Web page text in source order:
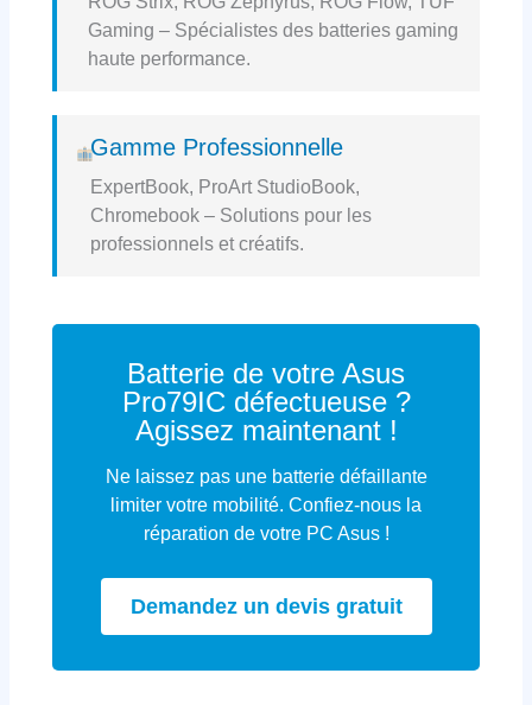
Gaming – Spécialistes des batteries gaming
haute performance.
Gamme Professionnelle
ExpertBook, ProArt StudioBook,
Chromebook – Solutions pour les
professionnels et créatifs.
Batterie de votre Asus
Pro79IC défectueuse ?
Agissez maintenant !
Ne laissez pas une batterie défaillante
limiter votre mobilité. Confiez-nous la
réparation de votre PC Asus !
Demandez un devis gratuit